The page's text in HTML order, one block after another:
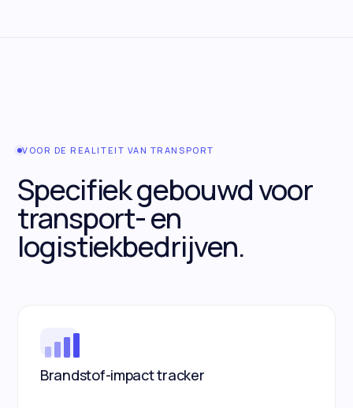
VOOR DE REALITEIT VAN TRANSPORT
Specifiek gebouwd voor
transport- en
logistiekbedrijven.
Brandstof-impact tracker